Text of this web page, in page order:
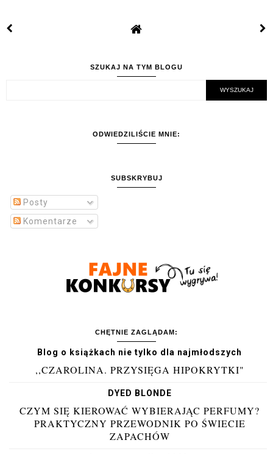
SZUKAJ NA TYM BLOGU
ODWIEDZILIŚCIE MNIE:
SUBSKRYBUJ
Posty
Komentarze
CHĘTNIE ZAGLĄDAM:
Blog o książkach nie tylko dla najmłodszych
,,CZAROLINA. PRZYSIĘGA HIPOKRYTKI"
DYED BLONDE
CZYM SIĘ KIEROWAĆ WYBIERAJĄC PERFUMY?
PRAKTYCZNY PRZEWODNIK PO ŚWIECIE
ZAPACHÓW